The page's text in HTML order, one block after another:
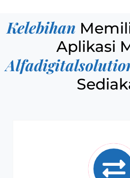
Kelebihan
Aplikasi